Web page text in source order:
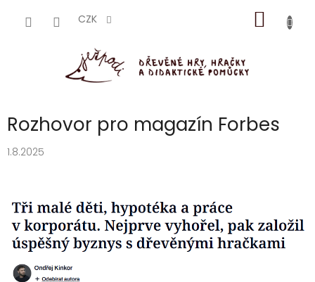
CZK
KOŠÍK
Rozhovor pro magazín Forbes
1.8.2025